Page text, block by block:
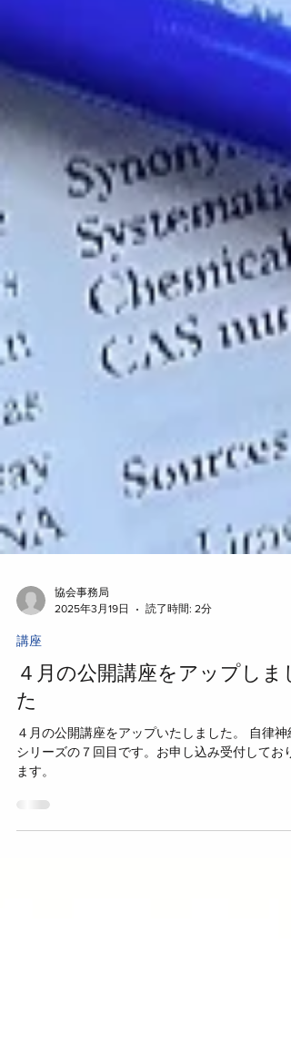
2025年3月19日
読了時間: 2分
講座
４月の公開講座をアップしまし
た
シリーズの７回目です。お申し込み受付しており
ます。